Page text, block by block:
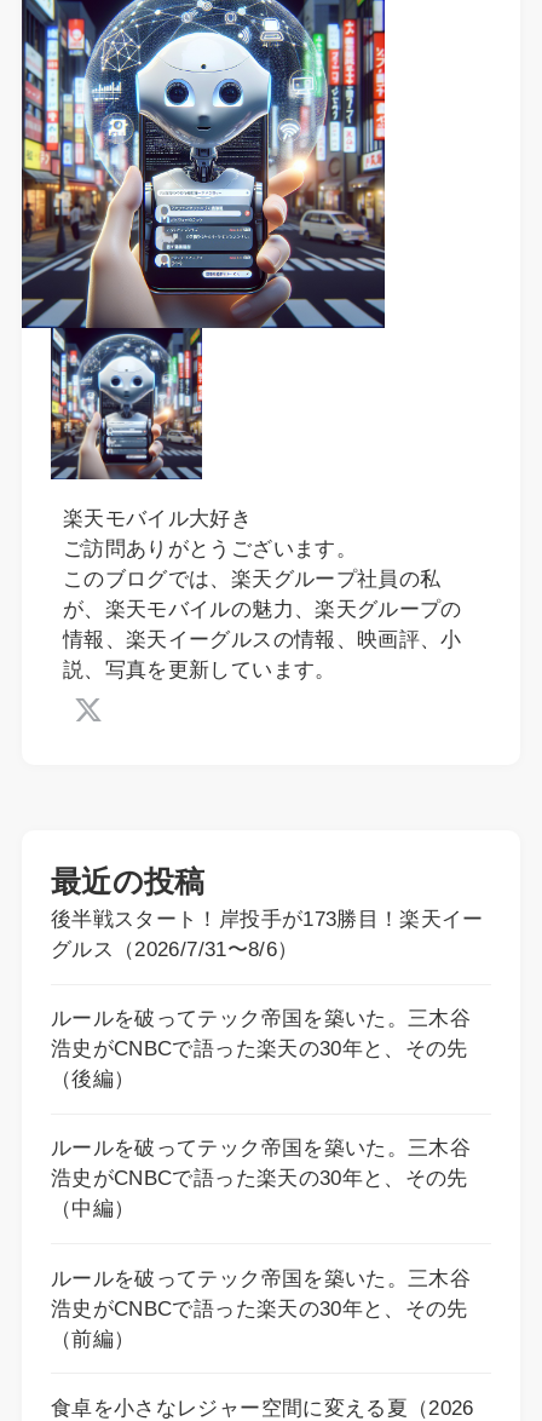
楽天モバイル大好き
ご訪問ありがとうございます。
このブログでは、楽天グループ社員の私
が、楽天モバイルの魅力、楽天グループの
情報、楽天イーグルスの情報、映画評、小
説、写真を更新しています。
最近の投稿
後半戦スタート！岸投手が173勝目！楽天イー
グルス（2026/7/31〜8/6）
ルールを破ってテック帝国を築いた。三木谷
浩史がCNBCで語った楽天の30年と、その先
（後編）
ルールを破ってテック帝国を築いた。三木谷
浩史がCNBCで語った楽天の30年と、その先
（中編）
ルールを破ってテック帝国を築いた。三木谷
浩史がCNBCで語った楽天の30年と、その先
（前編）
食卓を小さなレジャー空間に変える夏（2026